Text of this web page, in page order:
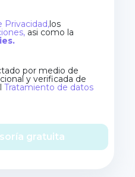
Privacidad,los
asi como la
por medio de
y verificada de
Tratamiento de datos
gratuita